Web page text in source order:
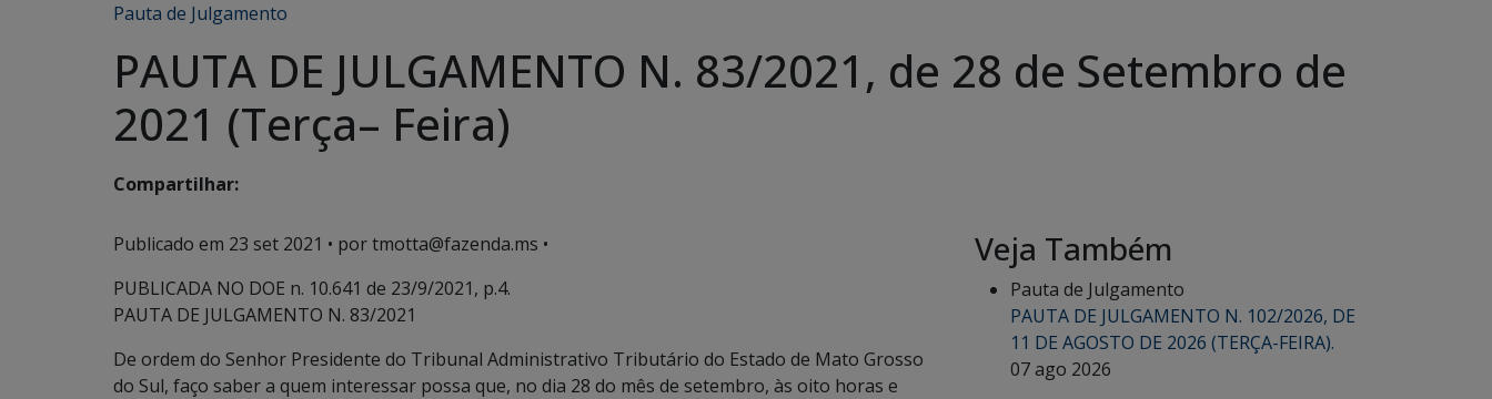
Pauta de Julgamento
PAUTA DE JULGAMENTO N. 83/2021, de 28 de Setembro de
2021 (Terça– Feira)
Compartilhar:
Publicado em 23 set 2021 • por tmotta@fazenda.ms •
PUBLICADA NO DOE n. 10.641 de 23/9/2021, p.4.
PAUTA DE JULGAMENTO N. 83/2021
De ordem do Senhor Presidente do Tribunal Administrativo Tributário do Estado de Mato Grosso
do Sul, faço saber a quem interessar possa que, no dia 28 do mês de setembro, às oito horas e
Veja Também
Pauta de Julgamento
PAUTA DE JULGAMENTO N. 102/2026, DE
11 DE AGOSTO DE 2026 (TERÇA-FEIRA).
07 ago 2026